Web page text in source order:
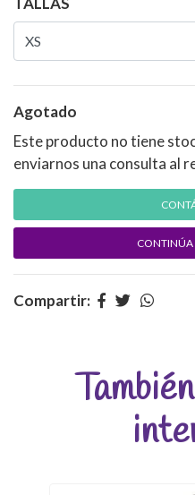
Agotado
Este producto no tiene
enviarnos una consulta al
CONTINÚA
Compartir: